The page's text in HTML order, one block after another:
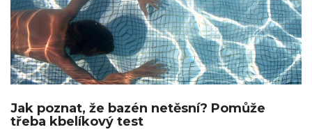
Jak poznat, že bazén netěsní? Pomůže
třeba kbelíkový test